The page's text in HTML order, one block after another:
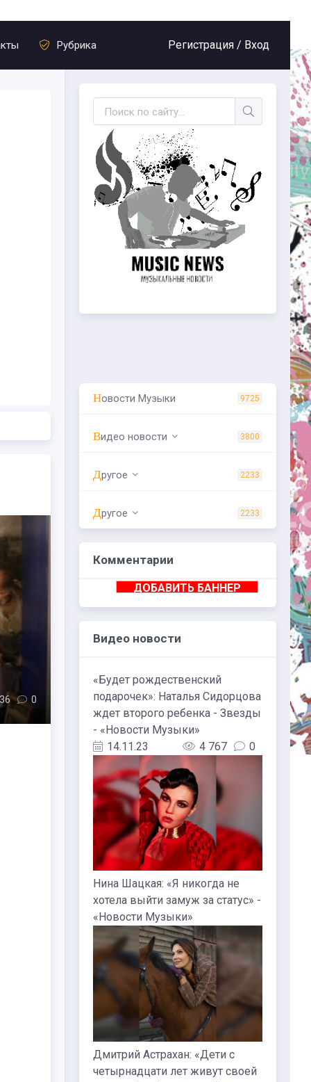
Рубрика Регистрация / Вход
0
Новости Музыки 9725
Видео новости 3800
Другое 2233
Другое 2233
Комментарии
ДОБАВИТЬ БАННЕР
Видео новости
«Будет рождественский
подарочек»: Наталья Сидорцова
ждет второго ребенка - Звезды
- «Новости Музыки»
14.11.23
4 767 0
Нина Шацкая: «Я никогда не
хотела выйти замуж за статус» -
«Новости Музыки»
Дмитрий Астрахан: «Дети с
четырнадцати лет живут своей